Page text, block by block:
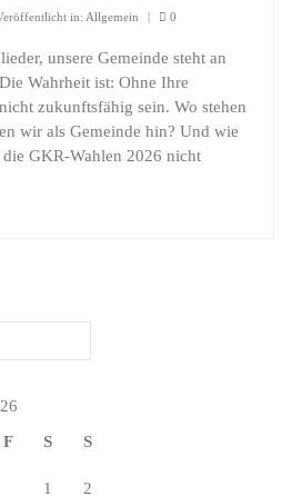
in: Allgemein | 0
unsere Gemeinde steht an
Wahrheit ist: Ohne Ihre
zukunftsfähig sein. Wo stehen
wir als Gemeinde hin? Und wie
die GKR-Wahlen 2026 nicht
F S S
1 2